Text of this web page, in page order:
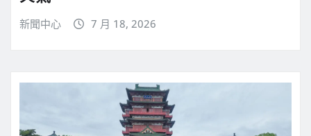
新聞中心 7 月 18, 2026